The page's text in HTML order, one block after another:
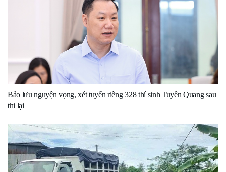
Bảo lưu nguyện vọng, xét tuyển riêng 328 thí sinh Tuyên Quang sau
thi lại